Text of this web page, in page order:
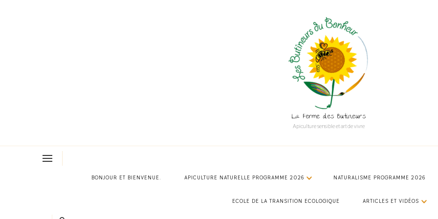
La Ferme des Butineurs
Apiculture sensible et art de vivre
BONJOUR ET BIENVENUE. APICULTURE NATURELLE PROGRAMME 2026 NATURALISME PROGRAMME 2026
ECOLE DE LA TRANSITION ECOLOGIQUE ARTICLES ET VIDÉOS